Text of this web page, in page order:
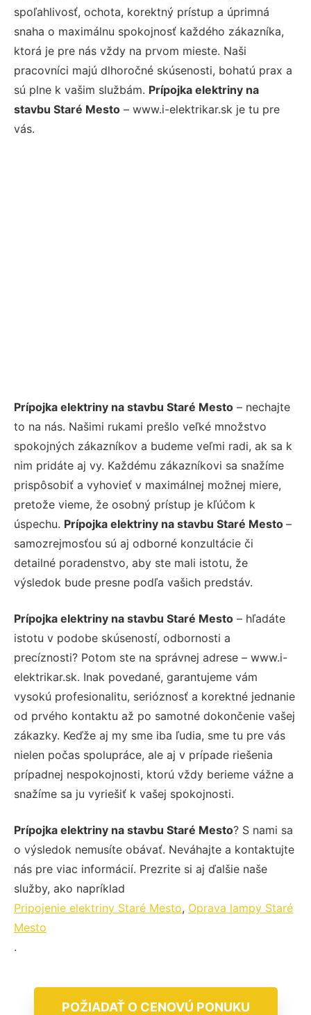
spoľahlivosť, ochota, korektný prístup a úprimná
snaha o maximálnu spokojnosť každého zákazníka,
ktorá je pre nás vždy na prvom mieste. Naši
pracovníci majú dlhoročné skúsenosti, bohatú prax a
sú plne k vašim službám. Prípojka elektriny na
stavbu Staré Mesto – www.i-elektrikar.sk je tu pre
vás.
Prípojka elektriny na stavbu Staré Mesto – nechajte
to na nás. Našimi rukami prešlo veľké množstvo
spokojných zákazníkov a budeme veľmi radi, ak sa k
nim pridáte aj vy. Každému zákazníkovi sa snažíme
prispôsobiť a vyhovieť v maximálnej možnej miere,
pretože vieme, že osobný prístup je kľúčom k
úspechu. Prípojka elektriny na stavbu Staré Mesto –
samozrejmosťou sú aj odborné konzultácie či
detailné poradenstvo, aby ste mali istotu, že
výsledok bude presne podľa vašich predstáv.
Prípojka elektriny na stavbu Staré Mesto – hľadáte
istotu v podobe skúseností, odbornosti a
precíznosti? Potom ste na správnej adrese – www.i-
elektrikar.sk. Inak povedané, garantujeme vám
vysokú profesionalitu, serióznosť a korektné jednanie
od prvého kontaktu až po samotné dokončenie vašej
zákazky. Keďže aj my sme iba ľudia, sme tu pre vás
nielen počas spolupráce, ale aj v prípade riešenia
prípadnej nespokojnosti, ktorú vždy berieme vážne a
snažíme sa ju vyriešiť k vašej spokojnosti.
Prípojka elektriny na stavbu Staré Mesto? S nami sa
o výsledok nemusíte obávať. Neváhajte a kontaktujte
nás pre viac informácií. Prezrite si aj ďalšie naše
služby, ako napríklad
Pripojenie elektriny Staré Mesto, Oprava lampy Staré
Mesto
.
POŽIADAŤ O CENOVÚ PONUKU